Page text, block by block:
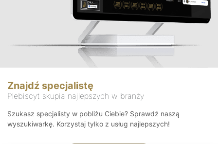
Znajdź specjalistę
Plebiscyt skupia najlepszych w branży
Szukasz specjalisty w pobliżu Ciebie? Sprawdź naszą
wyszukiwarkę. Korzystaj tylko z usług najlepszych!